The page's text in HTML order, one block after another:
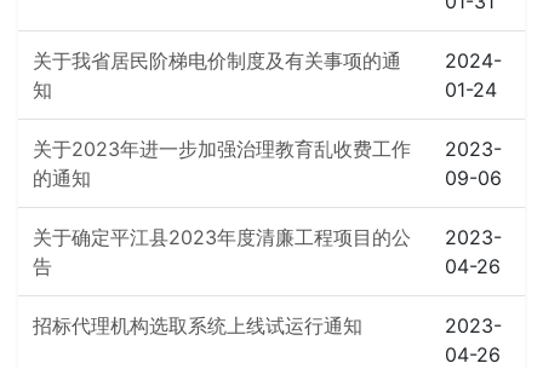
关于我省居民阶梯电价制度及有关事项的通
知
2024-
01-24
关于2023年进一步加强治理教育乱收费工作
的通知
2023-
09-06
关于确定平江县2023年度清廉工程项目的公
告
2023-
04-26
招标代理机构选取系统上线试运行通知
2023-
04-26